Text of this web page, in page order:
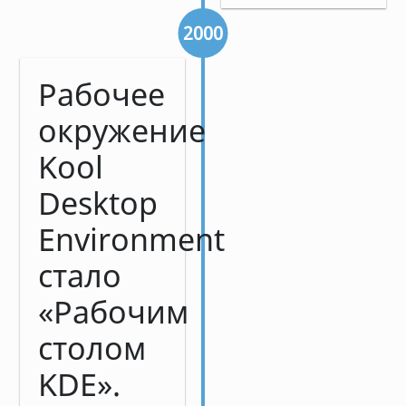
2000
Рабочее
окружение
Kool
Desktop
Environment
стало
«Рабочим
столом
KDE».